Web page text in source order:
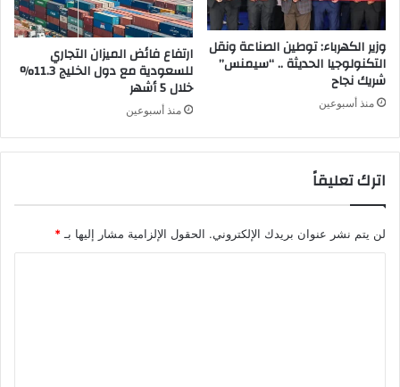
وزير الكهرباء: توطين الصناعة ونقل
التكنولوجيا الحديثة .. “سيمنس”
شريك نجاح
منذ أسبوعين
ارتفاع فائض الميزان التجاري
للسعودية مع دول الخليج 11.3%
خلال 5 أشهر
منذ أسبوعين
اترك تعليقاً
لن يتم نشر عنوان بريدك الإلكتروني. الحقول الإلزامية مشار إليها بـ *